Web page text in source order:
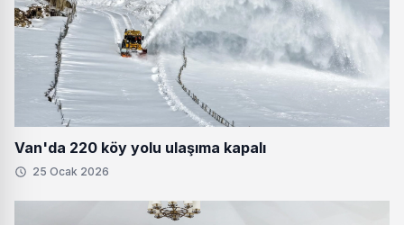
Van'da 220 köy yolu ulaşıma kapalı
25 Ocak 2026